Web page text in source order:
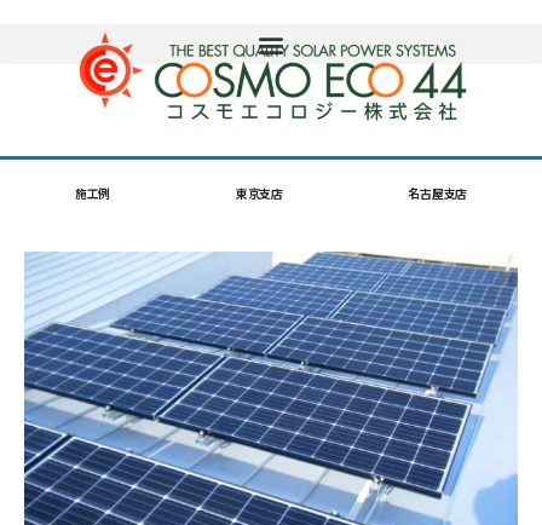
施工例 東京支店 名古屋支店